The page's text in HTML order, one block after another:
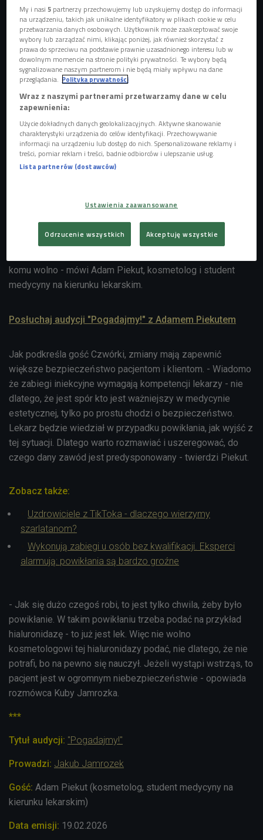
Zdjęcie ilustracyjne Foto: Shutterstock
wreszcie zaczęło się dobrze robić w medycynie
estetycznej i kosmetologii. Tutaj najbardziej wartościową
jednostką jest człowiek i jego zdrowie, bo tego się nie da
komu wolno - mówi Adam Piekut, kosmetolog i student
medycyny na kierunku lekarskim.
Posłuchaj audycji "Pogadajmy!" z Adamem Piekutem
Jak podkreśla gość Czwórki, zmiany mają zapewnić
większe bezpieczeństwo pacjentom i klientom. - Wiadomo
że zabiegi iniekcyjne wymagają kompetencji lekarzy - nie
dlatego, że jest spór kto jest ważniejszy w medycynie
estetycznej, tylko po prostu chodzi o bezpieczeństwo.
Lekarz będzie wiedział w przypadku powikłania, jak wyjść z
tej sytuacji. Dlatego warto rozmawiać i uszeregować, do
czego dany zawód jest predysponowany - twierdzi Piekut.
Zobacz także:
Uzdrowiciele z TikToka - dlaczego wierzymy
szarlatanom?
Wykonują zabiegi u osób bez kwalifikacji. Eksperci
alarmują: powikłania są bardzo groźne
- Jak się dużo czegoś robi, to jest tylko chwila, żeby było
powikłanie. W takim powikłaniu trzeba podać na przykład
hialuronidazę - to już jest lek. Więc nie wolno
kosmetologowi tej hialuronidazy podać, nie dlatego, że nie
potrafi, bo na pewno się nauczył. Jeżeli wystąpi wstrząs, to
pacjent jest w ogromnym niebezpieczeństwie - opowiada
rozmówca Kuby Jamrozka.
***
Tytuł audycji: "Pogadajmy!"
Prowadzi: Jakub Jamrozek
Gość: Adam Piekut (kosmetolog, student medycyny na
kierunku lekarskim)
Data emisji: 19.02.2026
My i nasi5 partnerzy przechowujemy lub uzyskujemy dostęp do informacji
na urządzeniu, takich jak unikalne identyfikatory w plikach cookie w celu
przetwarzania danych osobowych. Użytkownik może zaakceptować swoje
wybory lub zarządzać nimi, klikając poniżej, jak również skorzystać z
prawa do sprzeciwu na podstawie prawnie uzasadnionego interesu lub w
dowolnym momencie na stronie polityki prywatności. Te wybory będą
sygnalizowane naszym partnerom i nie będą miały wpływu na dane
przeglądania. Polityka prywatności
Wraz z naszymi partnerami przetwarzamy dane w celu
zapewnienia:
Użycie dokładnych danych geolokalizacyjnych. Aktywne skanowanie
charakterystyki urządzenia do celów identyfikacji. Przechowywanie
informacji na urządzeniu lub dostęp do nich. Spersonalizowane reklamy i
treści, pomiar reklam i treści, badnie odbiorców i ulepszanie usług.
Lista partnerów (dostawców)
Ustawienia zaawansowane
Odrzucenie wszystkich Akceptuję wszystkie